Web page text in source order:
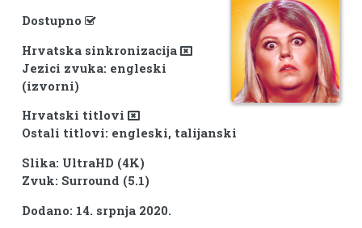
Dostupno
Hrvatska sinkronizacija
Jezici zvuka: engleski
(izvorni)
Hrvatski titlovi
Ostali titlovi: engleski, talijanski
Slika: UltraHD (4K)
Zvuk: Surround (5.1)
Dodano: 14. srpnja 2020.